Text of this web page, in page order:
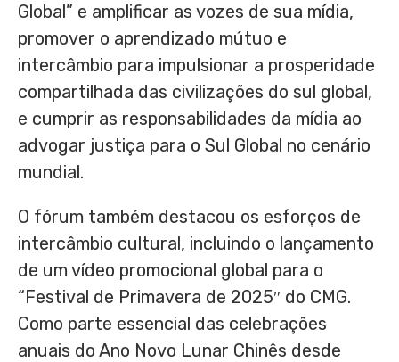
Global” e amplificar as vozes de sua mídia,
promover o aprendizado mútuo e
intercâmbio para impulsionar a prosperidade
compartilhada das civilizações do sul global,
e cumprir as responsabilidades da mídia ao
advogar justiça para o Sul Global no cenário
mundial.
O fórum também destacou os esforços de
intercâmbio cultural, incluindo o lançamento
de um vídeo promocional global para o
“Festival de Primavera de 2025″ do CMG.
Como parte essencial das celebrações
anuais do Ano Novo Lunar Chinês desde